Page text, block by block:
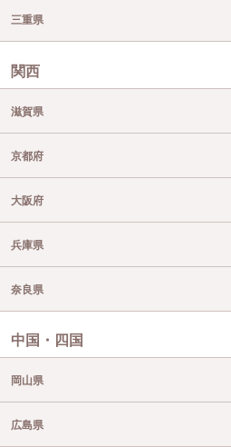
三重県
関西
滋賀県
京都府
大阪府
兵庫県
奈良県
中国・四国
岡山県
広島県